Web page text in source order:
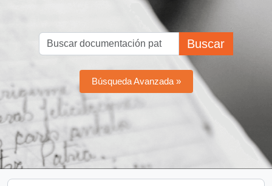
Buscar
Búsqueda Avanzada »